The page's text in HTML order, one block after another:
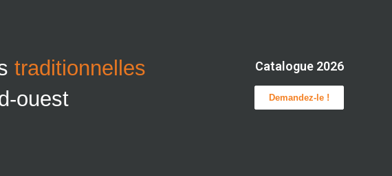
traditionnelles
ouest
Catalogue 2026
Demandez-le !